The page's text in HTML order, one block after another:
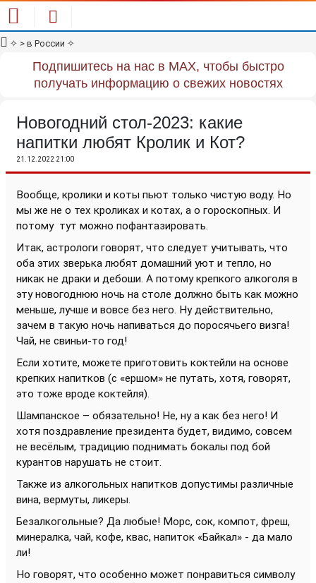
✧ > в России ✧
Подпишитесь на нас в MAX, чтобы быстро
получать информацию о свежих новостях
Новогодний стол-2023: какие
напитки любят Кролик и Кот?
21.12.2022 21:00
Вообще, кролики и коты пьют только чистую воду. Но
мы же не о тех кроликах и котах, а о гороскопных. И
потому тут можно пофантазировать.
Итак, астрологи говорят, что следует учитывать, что
оба этих зверька любят домашний уют и тепло, но
никак не драки и дебоши. А потому крепкого алкоголя в
эту новогоднюю ночь на столе должно быть как можно
меньше, лучше и вовсе без него. Ну действительно,
зачем в такую ночь напиваться до поросячьего визга!
Чай, не свиньи-то год!
Если хотите, можете приготовить коктейли на основе
крепких напитков (с «ершом» не путать, хотя, говорят,
это тоже вроде коктейля).
Шампанское – обязательно! Не, ну а как без него! И
хотя поздравление президента будет, видимо, совсем
не весёлым, традицию поднимать бокалы под бой
курантов нарушать не стоит.
Также из алкогольных напитков допустимы различные
вина, вермуты, ликеры.
Безалкогольные? Да любые! Морс, сок, компот, фреш,
минералка, чай, кофе, квас, напиток «Байкал» - да мало
ли!
Но говорят, что особенно может понравиться символу